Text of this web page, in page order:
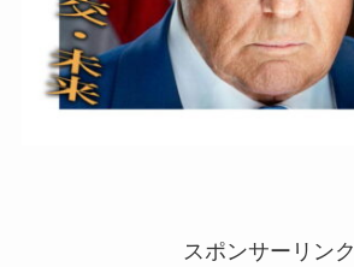
スポンサーリンク